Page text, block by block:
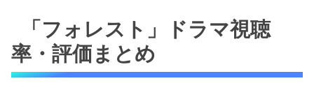
「フォレスト」ドラマ視聴
率・評価まとめ